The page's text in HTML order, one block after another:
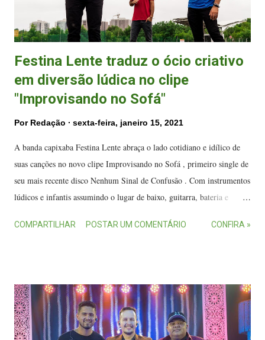
Festina Lente traduz o ócio criativo
em diversão lúdica no clipe
"Improvisando no Sofá"
Por Redação sexta-feira, janeiro 15, 2021
A banda capixaba Festina Lente abraça o lado cotidiano e idílico de
suas canções no novo clipe Improvisando no Sofá , primeiro single de
seu mais recente disco Nenhum Sinal de Confusão . Com instrumentos
lúdicos e infantis assumindo o lugar de baixo, guitarra, bateria e
banda Festina Lente. (FOTO: Carol Pimenta) Refletir sobre o dia-a-
a-dia ao mesmo tempo que sintoniza influências do indie e do grunge.
"No que diz respeito à sonoridade, essa é uma das canções que
sinalizam bastante a mudança proposital nos rumos de nossa música.
COMPARTILHAR POSTAR UM COMENTÁRIO CONFIRA »